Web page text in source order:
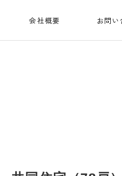
会社概要 お問い